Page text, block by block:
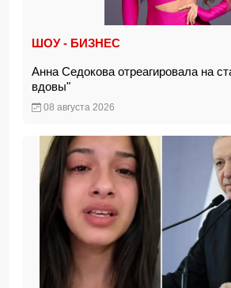
ШОУ - БИЗНЕС
Анна Седокова отреагировала на
вдовы"
08 августа 2026